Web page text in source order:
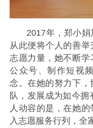
2017年，郑小娟
从此便将个人的善
志愿力量，她不断
公众号、制作短视
念。在她的努力下，
队，发展成为如今
人动容的是，在她
入志愿服务行列，全